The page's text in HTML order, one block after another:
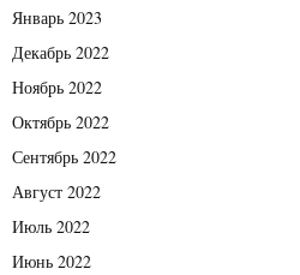
Январь 2023
Декабрь 2022
Ноябрь 2022
Октябрь 2022
Сентябрь 2022
Август 2022
Июль 2022
Июнь 2022